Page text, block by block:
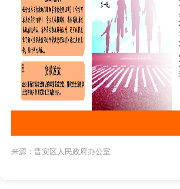
来源：晋安区人民政府办公室